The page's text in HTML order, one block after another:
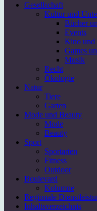
Gesellschaft
Kultur und
Bücher
Events
Kino und
Games
Musik
Recht
Ökologie
Natur
Tiere
Garten
Mode und Beauty
Mode
Beauty
Sport
Sportarten
Fitness
Outdoor
Boulevard
Kolumne
Regionale
Inhaltsverzeichnis